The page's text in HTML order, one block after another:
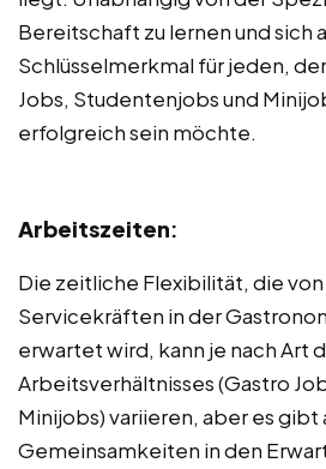
Bereitschaft zu lernen und sich
Schlüsselmerkmal für jeden,
Jobs, Studentenjobs und
erfolgreich sein möchte.
Arbeitszeiten:
Die zeitliche Flexibilität, die
Servicekräften in der
erwartet wird, kann je nach Art
Arbeitsverhältnisses (Gastro
Minijobs) variieren, aber es gibt
Gemeinsamkeiten in den